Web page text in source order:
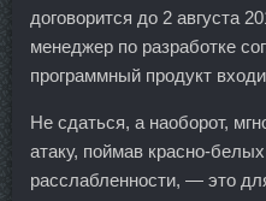
договорится до 2 августа
менеджер по разработке
программный продукт
Не сдаться, а наоборот,
атаку, поймав красно-
расслабленности, — это